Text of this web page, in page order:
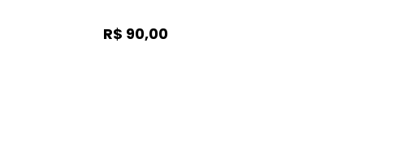
R$ 90,00